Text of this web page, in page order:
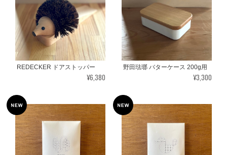
REDECKER ドアストッパー
¥6,380
野田琺瑯 バターケース 200g用
¥3,300